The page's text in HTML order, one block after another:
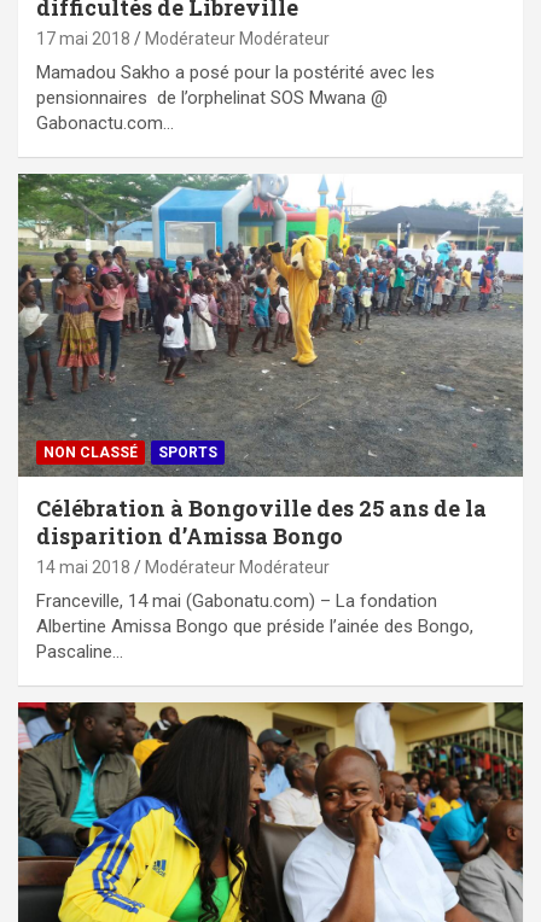
difficultés de Libreville
17 mai 2018 Modérateur Modérateur
Mamadou Sakho a posé pour la postérité avec les
pensionnaires de l’orphelinat SOS Mwana @
Gabonactu.com…
NON CLASSÉ SPORTS
Célébration à Bongoville des 25 ans de la
disparition d’Amissa Bongo
14 mai 2018 Modérateur Modérateur
Franceville, 14 mai (Gabonatu.com) – La fondation
Albertine Amissa Bongo que préside l’ainée des Bongo,
Pascaline…